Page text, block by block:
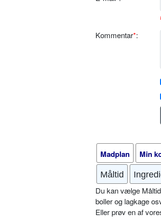
Kommentar*:
Madplan Min
Måltid
Du kan vælge
boller og lagkage
Eller prøv en af